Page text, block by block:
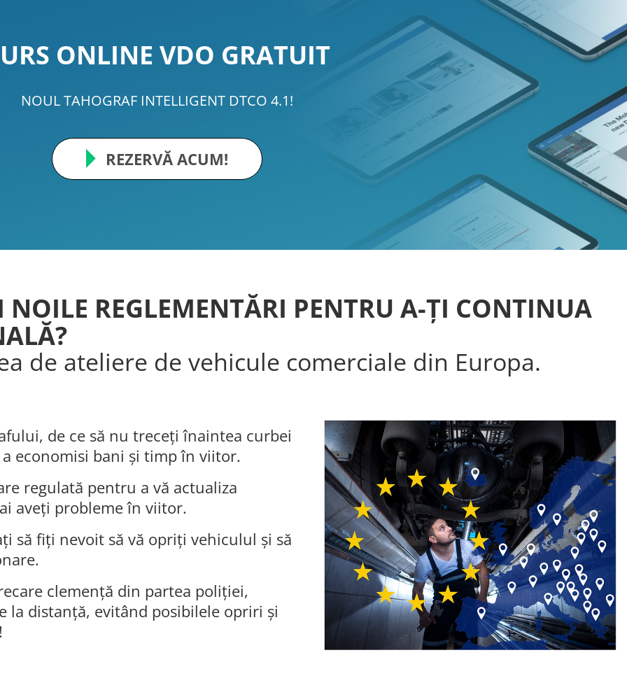
ONLINE VDO GRATUIT
NOUL TAHOGRAF INTELLIGENT DTCO 4.1!
REZERVĂ ACUM!
REGLEMENTĂRI PENTRU A-ŢI CONTINUA
de ateliere de vehicule comerciale din Europa.
de ce să nu treceți înaintea curbei
economisi bani și timp în viitor.
regulată pentru a vă actualiza
aveți probleme în viitor.
să fiți nevoit să vă opriți vehiculul și să
clemență din partea poliției,
distanță, evitând posibilele opriri și